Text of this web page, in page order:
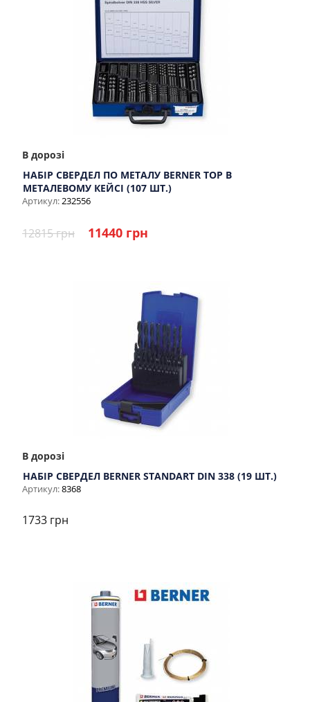
В дорозі
НАБІР СВЕРДЕЛ ПО МЕТАЛУ BERNER ТОР В
МЕТАЛЕВОМУ КЕЙСІ (107 ШТ.)
Артикул:232556
12815 грн 11440 грн
В дорозі
НАБІР СВЕРДЕЛ BERNER STANDART DIN 338 (19 ШТ.)
Артикул:8368
1733 грн